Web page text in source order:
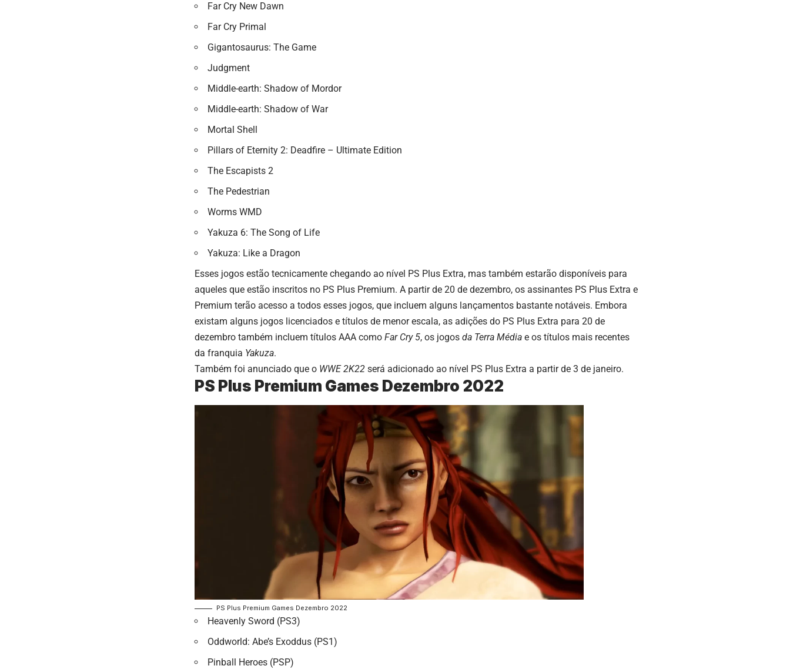
Far Cry New Dawn
Far Cry Primal
Gigantosaurus: The Game
Judgment
Middle-earth: Shadow of Mordor
Middle-earth: Shadow of War
Mortal Shell
Pillars of Eternity 2: Deadfire – Ultimate Edition
The Escapists 2
The Pedestrian
Worms WMD
Yakuza 6: The Song of Life
Yakuza: Like a Dragon
Esses jogos estão tecnicamente chegando ao nível PS Plus Extra, mas também estarão disponíveis para
aqueles que estão inscritos no PS Plus Premium. A partir de 20 de dezembro, os assinantes PS Plus Extra e
Premium terão acesso a todos esses jogos, que incluem alguns lançamentos bastante notáveis. Embora
existam alguns jogos licenciados e títulos de menor escala, as adições do PS Plus Extra para 20 de
dezembro também incluem títulos AAA como Far Cry 5, os jogos da Terra Média e os títulos mais recentes
da franquia Yakuza.
Também foi anunciado que o WWE 2K22 será adicionado ao nível PS Plus Extra a partir de 3 de janeiro.
PS Plus Premium Games Dezembro 2022
PS Plus Premium Games Dezembro 2022
Heavenly Sword (PS3)
Oddworld: Abe’s Exoddus (PS1)
Pinball Heroes (PSP)